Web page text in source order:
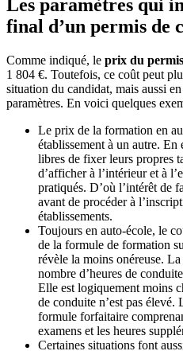
Les paramètres qui
final d’un permis de
Comme indiqué, le prix du
1 804 €. Toutefois, ce coût peut
situation du candidat, mais aussi
paramètres. En voici quelques
Le prix de la formation en
établissement à un autre.
libres de fixer leurs propres
d’afficher à l’intérieur et à
pratiqués. D’où l’intérêt de
avant de procéder à
établissements.
Toujours en auto-école, le
de la formule de formation
révèle la moins onéreuse.
nombre d’heures de
Elle est logiquement moins
de conduite n’est pas
formule forfaitaire
examens et les heures
Certaines situations font